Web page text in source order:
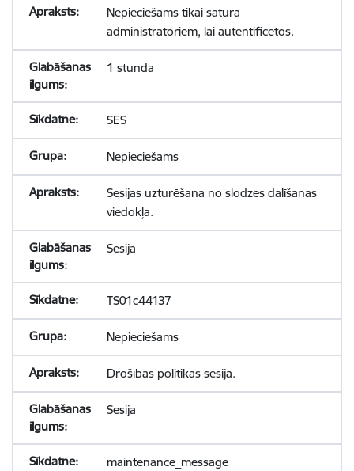
Nepieciešams tikai satura
administratoriem, lai autentificētos.
1 stunda
SES
Nepieciešams
Sesijas uzturēšana no slodzes dalīšanas
viedokļa.
Sesija
TS01c44137
Nepieciešams
Drošības politikas sesija.
Sesija
maintenance_message